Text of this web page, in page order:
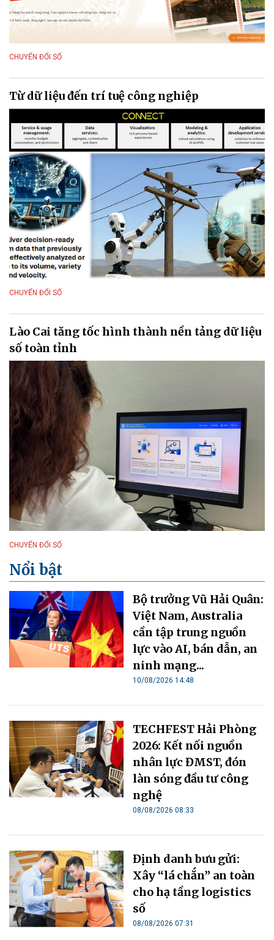
CHUYỂN ĐỔI SỐ
Từ dữ liệu đến trí tuệ công nghiệp
CHUYỂN ĐỔI SỐ
Lào Cai tăng tốc hình thành nền tảng dữ liệu
số toàn tỉnh
CHUYỂN ĐỔI SỐ
Nổi bật
Bộ trưởng Vũ Hải Quân:
Việt Nam, Australia
cần tập trung nguồn
lực vào AI, bán dẫn, an
ninh mạng...
10/08/2026 14:48
TECHFEST Hải Phòng
2026: Kết nối nguồn
nhân lực ĐMST, đón
làn sóng đầu tư công
nghệ
08/08/2026 08:33
Định danh bưu gửi:
Xây “lá chắn” an toàn
cho hạ tầng logistics
số
08/08/2026 07:31